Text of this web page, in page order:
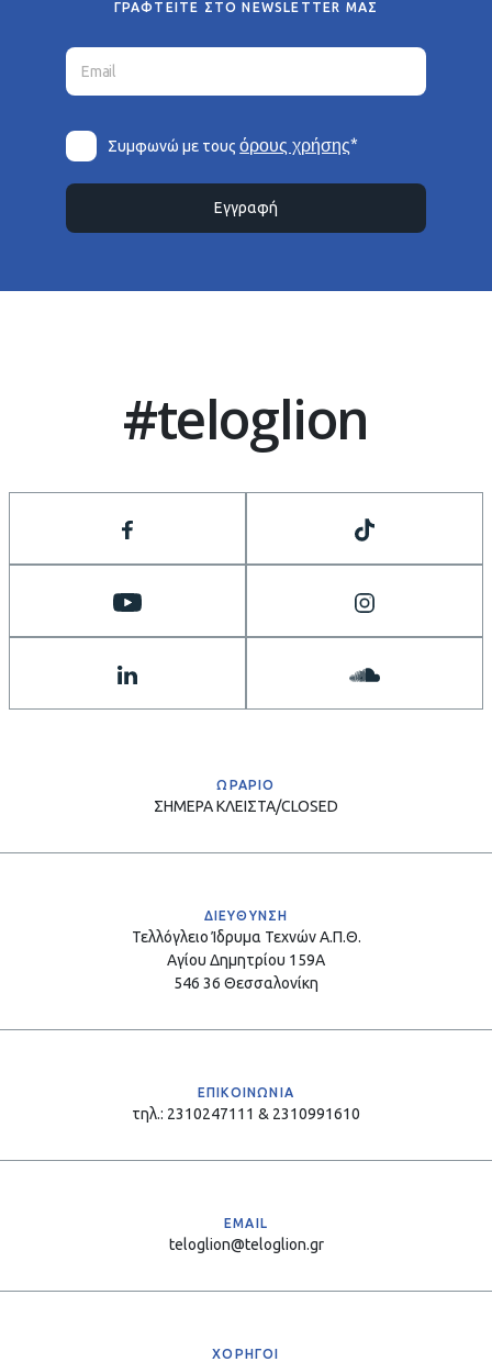
ΓΡΑΦΤΕΙΤΕ ΣΤΟ NEWSLETTER ΜΑΣ
Συμφωνώ με τουςόρους χρήσης*
Εγγραφή
#teloglion
ΩΡΑΡΙΟ
ΣΗΜΕΡΑΚΛΕΙΣΤΑ/CLOSED
ΔΙΕΥΘΥΝΣΗ
Τελλόγλειο Ίδρυμα Τεχνών Α.Π.Θ.
Αγίου Δημητρίου 159Α
546 36 Θεσσαλονίκη
ΕΠΙΚΟΙΝΩΝΙΑ
τηλ.: 2310247111 & 2310991610
EMAIL
teloglion@teloglion.gr
ΧΟΡΗΓΟΙ